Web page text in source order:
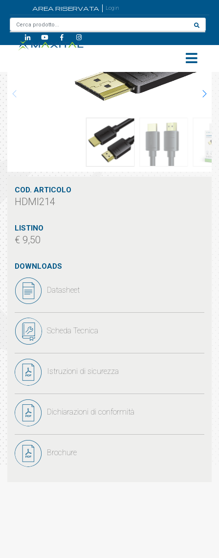
AREA RISERVATA Login
COD. ARTICOLO
HDMI214
LISTINO
€ 9,50
DOWNLOADS
Datasheet
Scheda Tecnica
Istruzioni di sicurezza
Dichiarazioni di conformità
Brochure